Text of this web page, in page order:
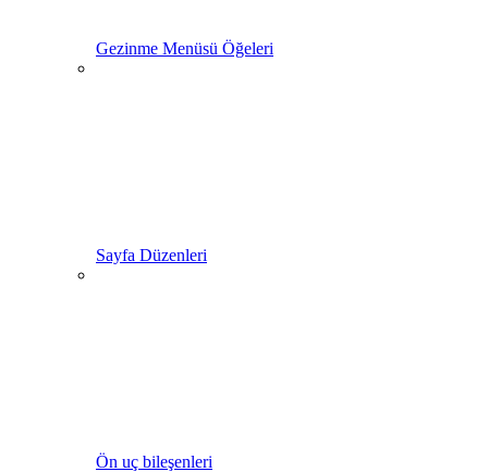
Gezinme Menüsü Öğeleri
Sayfa Düzenleri
Ön uç bileşenleri